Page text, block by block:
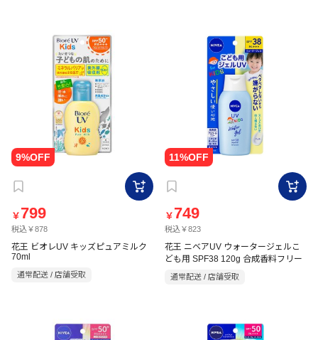
￥ 799
税込￥878
花王 ビオレUV キッズピュアミルク
70ml
通常配送 / 店舗受取
￥ 749
税込￥823
花王 ニベアUV ウォータージェルこ
ども用 SPF38 120g 合成香料フリー
通常配送 / 店舗受取